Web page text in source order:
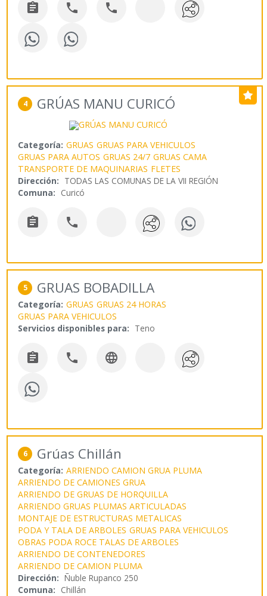
  
4 GRÚAS MANU CURICÓ
Categoría: GRUAS GRUAS PARA VEHICULOS
GRUAS PARA AUTOS GRUAS 24/7 GRUAS CAMA
TRANSPORTE DE MAQUINARIAS FLETES
Dirección: TODAS LAS COMUNAS DE LA VII REGIÓN
Comuna: Curicó
 
5 GRUAS BOBADILLA
Categoría: GRUAS GRUAS 24 HORAS
GRUAS PARA VEHICULOS
Servicios disponibles para: Teno
  
6 Grúas Chillán
Categoría: ARRIENDO CAMION GRUA PLUMA
ARRIENDO DE CAMIONES GRUA
ARRIENDO DE GRUAS DE HORQUILLA
ARRIENDO GRUAS PLUMAS ARTICULADAS
MONTAJE DE ESTRUCTURAS METALICAS
PODA Y TALA DE ARBOLES GRUAS PARA VEHICULOS
OBRAS PODA ROCE TALAS DE ARBOLES
ARRIENDO DE CONTENEDORES
ARRIENDO DE CAMION PLUMA
Dirección: Ñuble Rupanco 250
Comuna: Chillán